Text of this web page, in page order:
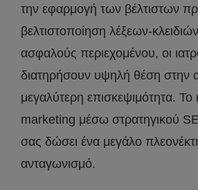
την εφαρμογή των βέλτιστων
βελτιστοποίηση λέξεων-
ασφαλούς περιεχομένου, οι
διατηρήσουν υψηλή θέση στην
μεγαλύτερη επισκεψιμότητα. Το
marketing μέσω στρατηγικού
σας δώσει ένα μεγάλο
ανταγωνισμό.